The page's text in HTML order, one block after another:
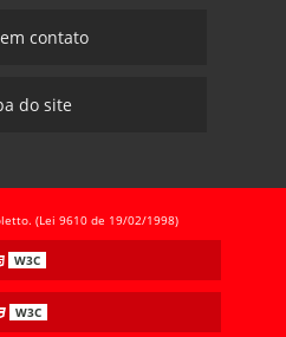
contato
do site
(Lei 9610 de 19/02/1998)
W3C
W3C